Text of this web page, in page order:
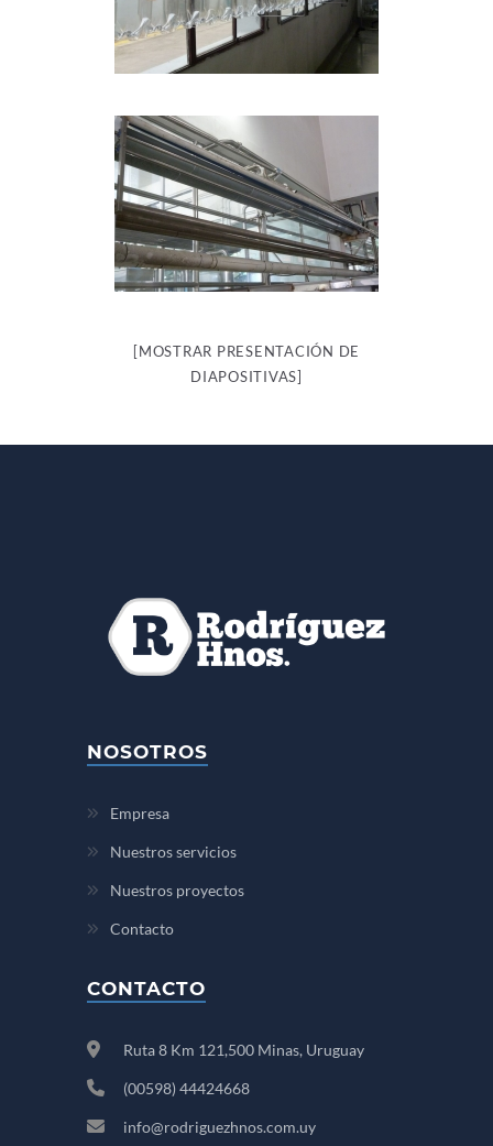
[MOSTRAR PRESENTACIÓN DE
DIAPOSITIVAS]
NOSOTROS
Empresa
Nuestros servicios
Nuestros proyectos
Contacto
CONTACTO
Ruta 8 Km 121,500 Minas, Uruguay
(00598) 44424668
info@rodriguezhnos.com.uy